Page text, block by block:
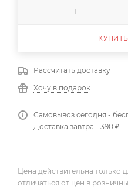
Рассчитать доставку
Хочу в подарок
Самовывоз сегодня -
Доставка завтра - 390 ₽
Цена действительна только
отличаться от цен в